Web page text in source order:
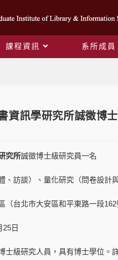
課程資訊 系所成員
資訊學研究所誠徵博
究所誠徵博士級研究員一名
、訪談）、量化研究（問卷設計
台北市大安區和平東路一段162
日
士級研究人員，具有博士學位。